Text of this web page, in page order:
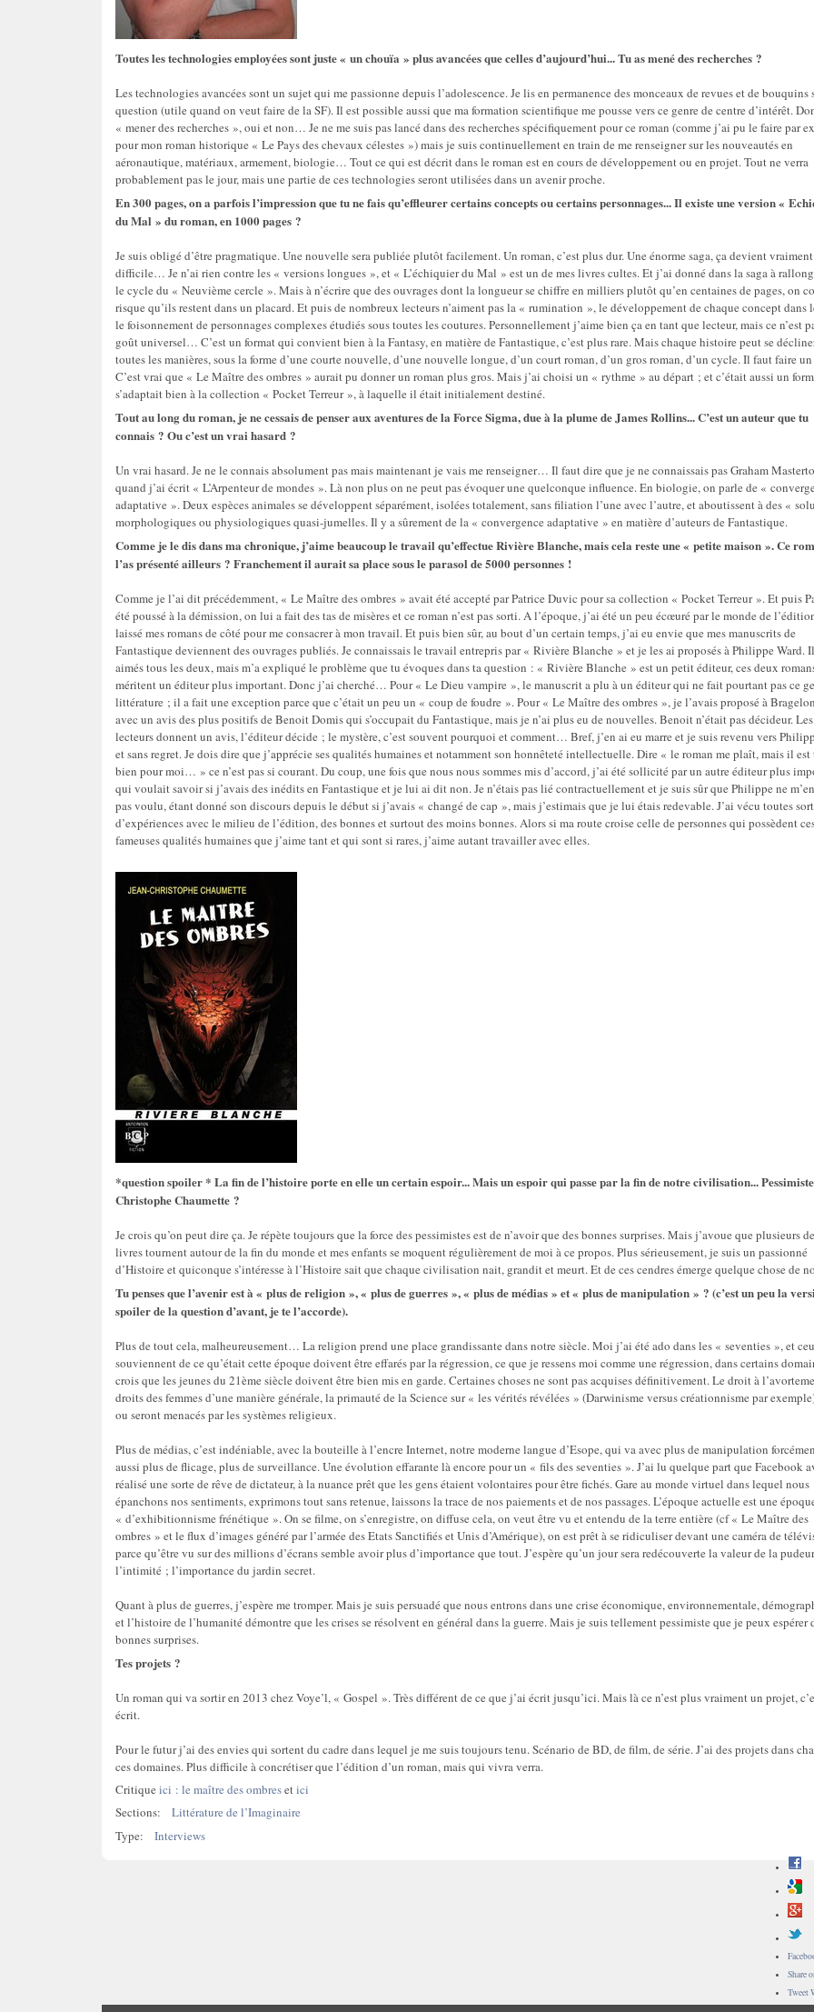
Toutes les technologies employées sont juste « un chouïa » plus avancées que celles d’aujourd’hui... Tu as mené des recherches ?
Les technologies avancées sont un sujet qui me passionne depuis l’adolescence. Je lis en permanence des monceaux de revues et de bouquins
question (utile quand on veut faire de la SF). Il est possible aussi que ma formation scientifique me pousse vers ce genre de centre d’intérêt.
« mener des recherches », oui et non… Je ne me suis pas lancé dans des recherches spécifiquement pour ce roman (comme j’ai pu le faire par
pour mon roman historique « Le Pays des chevaux célestes ») mais je suis continuellement en train de me renseigner sur les nouveautés en
aéronautique, matériaux, armement, biologie… Tout ce qui est décrit dans le roman est en cours de développement ou en projet. Tout ne verra
probablement pas le jour, mais une partie de ces technologies seront utilisées dans un avenir proche.
En 300 pages, on a parfois l’impression que tu ne fais qu’effleurer certains concepts ou certains personnages... Il existe une version «
du Mal » du roman, en 1000 pages ?
Je suis obligé d’être pragmatique. Une nouvelle sera publiée plutôt facilement. Un roman, c’est plus dur. Une énorme saga, ça devient vraiment
difficile… Je n’ai rien contre les « versions longues », et « L’échiquier du Mal » est un de mes livres cultes. Et j’ai donné dans la saga à
le cycle du « Neuvième cercle ». Mais à n’écrire que des ouvrages dont la longueur se chiffre en milliers plutôt qu’en centaines de pages, on
risque qu’ils restent dans un placard. Et puis de nombreux lecteurs n’aiment pas la « rumination », le développement de chaque concept dans
le foisonnement de personnages complexes étudiés sous toutes les coutures. Personnellement j’aime bien ça en tant que lecteur, mais ce n’est
goût universel… C’est un format qui convient bien à la Fantasy, en matière de Fantastique, c’est plus rare. Mais chaque histoire peut se
toutes les manières, sous la forme d’une courte nouvelle, d’une nouvelle longue, d’un court roman, d’un gros roman, d’un cycle. Il faut faire
C’est vrai que « Le Maître des ombres » aurait pu donner un roman plus gros. Mais j’ai choisi un « rythme » au départ ; et c’était aussi un
s’adaptait bien à la collection « Pocket Terreur », à laquelle il était initialement destiné.
Tout au long du roman, je ne cessais de penser aux aventures de la Force Sigma, due à la plume de James Rollins... C’est un auteur que tu
connais ? Ou c’est un vrai hasard ?
Un vrai hasard. Je ne le connais absolument pas mais maintenant je vais me renseigner… Il faut dire que je ne connaissais pas Graham
quand j’ai écrit « L’Arpenteur de mondes ». Là non plus on ne peut pas évoquer une quelconque influence. En biologie, on parle de «
adaptative ». Deux espèces animales se développent séparément, isolées totalement, sans filiation l’une avec l’autre, et aboutissent à des «
morphologiques ou physiologiques quasi-jumelles. Il y a sûrement de la « convergence adaptative » en matière d’auteurs de Fantastique.
Comme je le dis dans ma chronique, j’aime beaucoup le travail qu’effectue Rivière Blanche, mais cela reste une « petite maison ». Ce
l’as présenté ailleurs ? Franchement il aurait sa place sous le parasol de 5000 personnes !
Comme je l’ai dit précédemment, « Le Maître des ombres » avait été accepté par Patrice Duvic pour sa collection « Pocket Terreur ». Et puis
été poussé à la démission, on lui a fait des tas de misères et ce roman n’est pas sorti. A l’époque, j’ai été un peu écœuré par le monde de
laissé mes romans de côté pour me consacrer à mon travail. Et puis bien sûr, au bout d’un certain temps, j’ai eu envie que mes manuscrits de
Fantastique deviennent des ouvrages publiés. Je connaissais le travail entrepris par « Rivière Blanche » et je les ai proposés à Philippe Ward.
aimés tous les deux, mais m’a expliqué le problème que tu évoques dans ta question : « Rivière Blanche » est un petit éditeur, ces deux
méritent un éditeur plus important. Donc j’ai cherché… Pour « Le Dieu vampire », le manuscrit a plu à un éditeur qui ne fait pourtant pas ce
littérature ; il a fait une exception parce que c’était un peu un « coup de foudre ». Pour « Le Maître des ombres », je l’avais proposé à
avec un avis des plus positifs de Benoit Domis qui s’occupait du Fantastique, mais je n’ai plus eu de nouvelles. Benoit n’était pas décideur. Les
lecteurs donnent un avis, l’éditeur décide ; le mystère, c’est souvent pourquoi et comment… Bref, j’en ai eu marre et je suis revenu vers
et sans regret. Je dois dire que j’apprécie ses qualités humaines et notamment son honnêteté intellectuelle. Dire « le roman me plaît, mais il est
bien pour moi… » ce n’est pas si courant. Du coup, une fois que nous nous sommes mis d’accord, j’ai été sollicité par un autre éditeur plus
qui voulait savoir si j’avais des inédits en Fantastique et je lui ai dit non. Je n’étais pas lié contractuellement et je suis sûr que Philippe ne
pas voulu, étant donné son discours depuis le début si j’avais « changé de cap », mais j’estimais que je lui étais redevable. J’ai vécu toutes
d’expériences avec le milieu de l’édition, des bonnes et surtout des moins bonnes. Alors si ma route croise celle de personnes qui possèdent
fameuses qualités humaines que j’aime tant et qui sont si rares, j’aime autant travailler avec elles.
*question spoiler * La fin de l’histoire porte en elle un certain espoir... Mais un espoir qui passe par la fin de notre civilisation...
Christophe Chaumette ?
Je crois qu’on peut dire ça. Je répète toujours que la force des pessimistes est de n’avoir que des bonnes surprises. Mais j’avoue que plusieurs
livres tournent autour de la fin du monde et mes enfants se moquent régulièrement de moi à ce propos. Plus sérieusement, je suis un passionné
d’Histoire et quiconque s’intéresse à l’Histoire sait que chaque civilisation nait, grandit et meurt. Et de ces cendres émerge quelque chose de
Tu penses que l’avenir est à « plus de religion », « plus de guerres », « plus de médias » et « plus de manipulation » ? (c’est un peu la
spoiler de la question d’avant, je te l’accorde).
Plus de tout cela, malheureusement… La religion prend une place grandissante dans notre siècle. Moi j’ai été ado dans les « seventies », et
souviennent de ce qu’était cette époque doivent être effarés par la régression, ce que je ressens moi comme une régression, dans certains
crois que les jeunes du 21ème siècle doivent être bien mis en garde. Certaines choses ne sont pas acquises définitivement. Le droit à
droits des femmes d’une manière générale, la primauté de la Science sur « les vérités révélées » (Darwinisme versus créationnisme par
ou seront menacés par les systèmes religieux.
Plus de médias, c’est indéniable, avec la bouteille à l’encre Internet, notre moderne langue d’Esope, qui va avec plus de manipulation
aussi plus de flicage, plus de surveillance. Une évolution effarante là encore pour un « fils des seventies ». J’ai lu quelque part que Facebook
réalisé une sorte de rêve de dictateur, à la nuance prêt que les gens étaient volontaires pour être fichés. Gare au monde virtuel dans lequel nous
épanchons nos sentiments, exprimons tout sans retenue, laissons la trace de nos paiements et de nos passages. L’époque actuelle est une
« d’exhibitionnisme frénétique ». On se filme, on s’enregistre, on diffuse cela, on veut être vu et entendu de la terre entière (cf « Le Maître des
ombres » et le flux d’images généré par l’armée des Etats Sanctifiés et Unis d’Amérique), on est prêt à se ridiculiser devant une caméra de
parce qu’être vu sur des millions d’écrans semble avoir plus d’importance que tout. J’espère qu’un jour sera redécouverte la valeur de la
l’intimité ; l’importance du jardin secret.
Quant à plus de guerres, j’espère me tromper. Mais je suis persuadé que nous entrons dans une crise économique, environnementale,
et l’histoire de l’humanité démontre que les crises se résolvent en général dans la guerre. Mais je suis tellement pessimiste que je peux espérer
bonnes surprises.
Tes projets ?
Un roman qui va sortir en 2013 chez Voye’l, « Gospel ». Très différent de ce que j’ai écrit jusqu’ici. Mais là ce n’est plus vraiment un projet,
écrit.
Pour le futur j’ai des envies qui sortent du cadre dans lequel je me suis toujours tenu. Scénario de BD, de film, de série. J’ai des projets dans
ces domaines. Plus difficile à concrétiser que l’édition d’un roman, mais qui vivra verra.
Critique ici : le maître des ombresetici
Sections:
Littérature de l’Imaginaire
Type:
Interviews
Share
Tweet